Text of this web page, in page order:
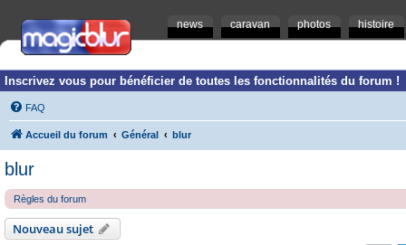
news caravan photos histoire
Inscrivez vous pour bénéficier de toutes les fonctionnalités du forum !
FAQ
Accueil du forum Général blur
blur
Règles du forum
Nouveau sujet